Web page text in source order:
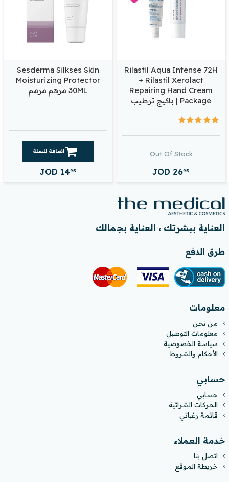
Rilastil Aqua Intense 72H
+ Rilastil Xerolact
Repairing Hand Cream
Package | باكيج ترطيب
Out Of Stock
JOD 2695
Sesderma Silkses Skin
Moisturizing Protector
30ML مرهم مرمم
اضافة للسلة
JOD 1495
العناية ببشرتك ، العناية بجمالك
طرق الدفع
معلومات
من نحن
معلومات التوصيل
سياسة الخصوصية
الأحكام والشروط
حسابي
حسابي
الحركات الشرائية
قائمة رغباتي
خدمة العملاء
اتصل بنا
خريطة الموقع